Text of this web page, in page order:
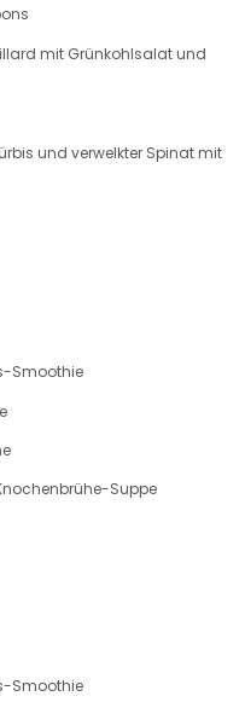
mit Grünkohlsalat und
und verwelkter Spinat mit
Smoothie
Suppe
Smoothie